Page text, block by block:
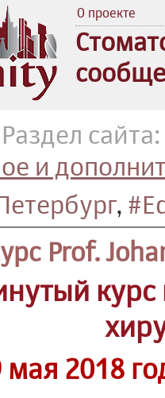
О проекте
сайта:
и
,
Prof.
курс
мая 2018